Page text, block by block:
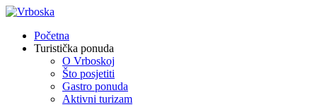
Početna
Turistička ponuda
O Vrboskoj
Što posjetiti
Gastro ponuda
Aktivni turizam